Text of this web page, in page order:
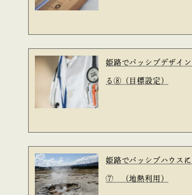
姫路でパッシブデザイ
る⑧（目標設定）
姫路でパッシブハウス
⑦ （地熱利用）